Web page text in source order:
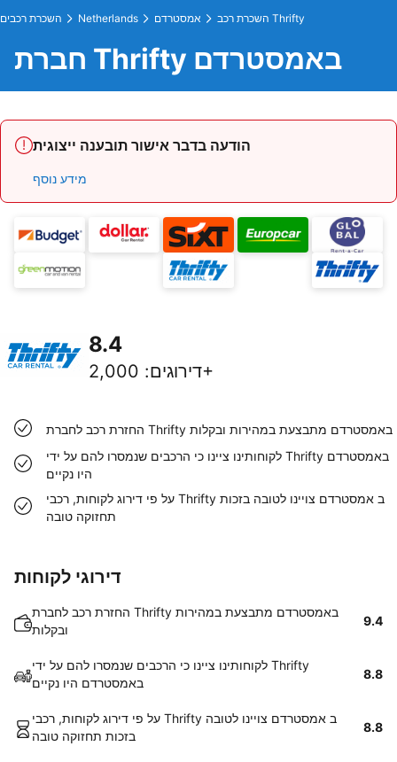
השכרת רכבים Netherlands אמסטרדם השכרת רכב Thrifty
חברת Thrifty באמסטרדם
הודעה בדבר אישור תובענה ייצוגית
מידע נוסף
8.4
דירוגים: 2,000+
החזרת רכב לחברת Thrifty באמסטרדם מתבצעת במהירות ובקלות
לקוחותינו ציינו כי הרכבים שנמסרו להם על ידי Thrifty באמסטרדם
היו נקיים
על פי דירוג לקוחות, רכבי Thrifty ב אמסטרדם צויינו לטובה בזכות
תחזוקה טובה
דירוגי לקוחות
החזרת רכב לחברת Thrifty באמסטרדם מתבצעת במהירות
ובקלות
9.4
לקוחותינו ציינו כי הרכבים שנמסרו להם על ידי Thrifty
באמסטרדם היו נקיים
8.8
על פי דירוג לקוחות, רכבי Thrifty ב אמסטרדם צויינו לטובה
בזכות תחזוקה טובה
8.8